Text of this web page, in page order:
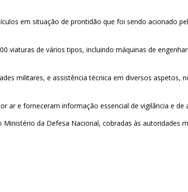
em situação de prontidão que foi sendo acionado
de vários tipos, incluindo máquinas de
militares, e assistência técnica em diversos aspetos,
ar e forneceram informação essencial de vigilância e de
da Defesa Nacional, cobradas às autoridades